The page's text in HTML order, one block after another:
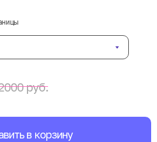
руб.
в корзину